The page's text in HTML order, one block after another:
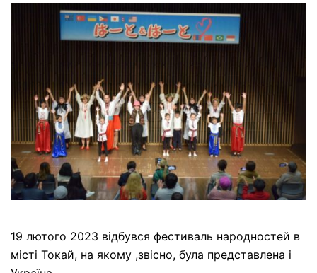
19 лютого 2023 відбувся фестиваль народностей в
місті Токай, на якому ,звісно, була представлена і